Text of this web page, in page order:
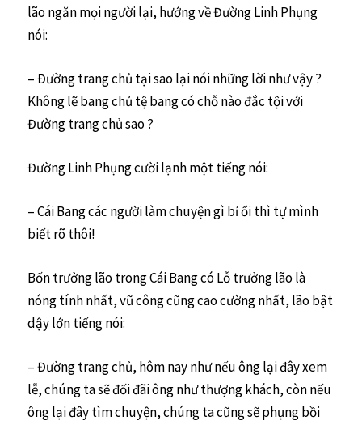
lão ngăn mọi người lại, hướng về Đường Linh Phụng
nói:
– Đường trang chủ tại sao lại nói những lời như vậy ?
Không lẽ bang chủ tệ bang có chỗ nào đắc tội với
Đường trang chủ sao ?
Đường Linh Phụng cười lạnh một tiếng nói:
– Cái Bang các người làm chuyện gì bỉ ổi thì tự mình
biết rõ thôi!
Bốn trưởng lão trong Cái Bang có Lỗ trưởng lão là
nóng tính nhất, vũ công cũng cao cường nhất, lão bật
dậy lớn tiếng nói:
– Đường trang chủ, hôm nay như nếu ông lại đây xem
lễ, chúng ta sẽ đối đãi ông như thượng khách, còn nếu
ông lại đây tìm chuyện, chúng ta cũng sẽ phụng bồi